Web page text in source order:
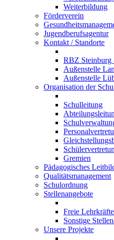
Weiterbildung
Förderverein
Jugendberufsagentur
Kontakt / Standorte
RBZ Steinburg
Außenstelle
Außenstelle
Organisation der
Schulleitung
Gremien
Pädagogisches
Qualitätsmanagement
Schulordnung
Stellenangebote
Freie
Sonstige
Unsere Projekte